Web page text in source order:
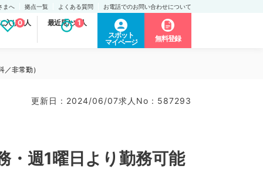
まへ 拠点一覧 よくある質問 お電話でのお問い合わせについて
入り求人
0 最近見た求人
1
スポット
マイページ
無料登録
非常勤）
更新日 : 2024/06/07求人No : 587293
・週1曜日より勤務可能